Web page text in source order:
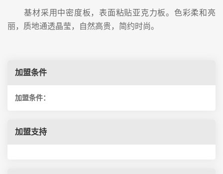
基材采用中密度板，表面粘贴亚克力板。色彩柔和亮
丽，质地通透晶莹，自然高贵，简约时尚。
加盟条件
加盟条件：
加盟支持